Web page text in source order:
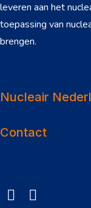
leveren aan het
toepassing van
brengen.
Nucleair
Contact